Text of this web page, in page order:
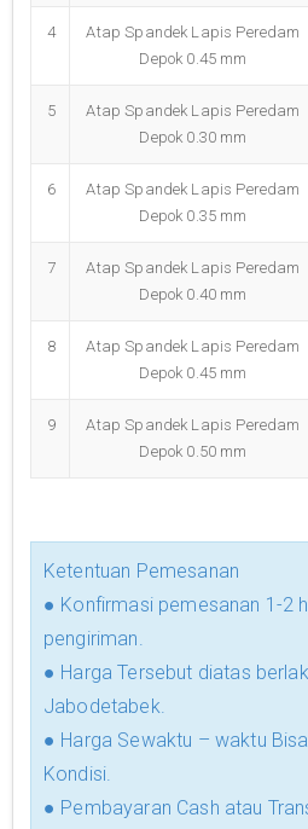
4
Atap Spandek Lapis Peredam
Depok 0.45 mm
5
Atap Spandek Lapis Peredam
Depok 0.30 mm
6
Atap Spandek Lapis Peredam
Depok 0.35 mm
7
Atap Spandek Lapis Peredam
Depok 0.40 mm
8
Atap Spandek Lapis Peredam
Depok 0.45 mm
9
Atap Spandek Lapis Peredam
Depok 0.50 mm
Ketentuan Pemesanan
● Konfirmasi pemesanan 1-2
pengiriman.
● Harga Tersebut diatas
Jabodetabek.
● Harga Sewaktu – waktu
Kondisi.
● Pembayaran Cash atau